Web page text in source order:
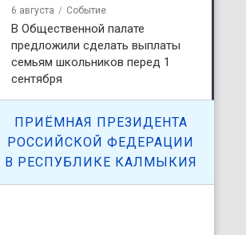
6 августа Событие
В Общественной палате
предложили сделать выплаты
семьям школьников перед 1
сентября
ПРИЁМНАЯ ПРЕЗИДЕНТА
РОССИЙСКОЙ ФЕДЕРАЦИИ
В РЕСПУБЛИКЕ КАЛМЫКИЯ